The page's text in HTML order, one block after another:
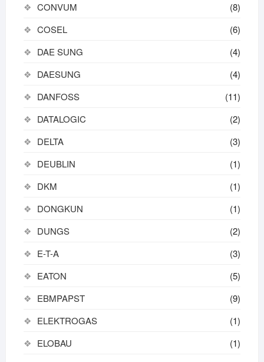
CONVUM
(8)
COSEL
(6)
DAE SUNG
(4)
DAESUNG
(4)
DANFOSS
(11)
DATALOGIC
(2)
DELTA
(3)
DEUBLIN
(1)
DKM
(1)
DONGKUN
(1)
DUNGS
(2)
E-T-A
(3)
EATON
(5)
EBMPAPST
(9)
ELEKTROGAS
(1)
ELOBAU
(1)